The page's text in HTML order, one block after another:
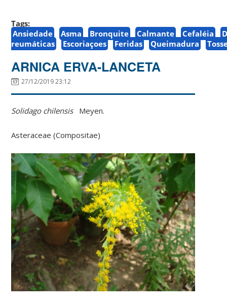
Tags:
Ansiedade
Asma Bronquite Calmante Cefaléia
reumáticas
Escoriaçoes Feridas Queimadura
ARNICA ERVA-LANCETA
27/12/2019 23:12
Solidago chilensis Meyen.
Asteraceae (Compositae)